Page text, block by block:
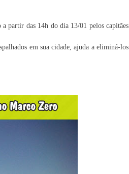
a partir das 14h do dia 13/01 pelos capitães
em sua cidade, ajuda a eliminá-los